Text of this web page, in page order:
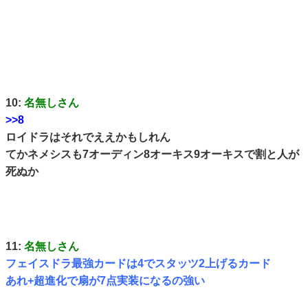
10: 名無しさん
>>8
ロイドラはそれでええかもしれん
てかネメシスも7オーディン8オーキス9オーキスで割と人が
死ぬか
11: 名無しさん
フェイスドラ最強カードは4でスタッツ2上げるカード
あれ+超進化で扇が7点実装になるの強い